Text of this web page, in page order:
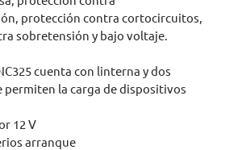
protección contra cortocircuitos,
sobretensión y bajo voltaje.
cuenta con linterna y dos
permiten la carga de dispositivos
12 V
arranque